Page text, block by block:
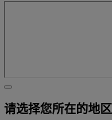
请选择您所在的地区